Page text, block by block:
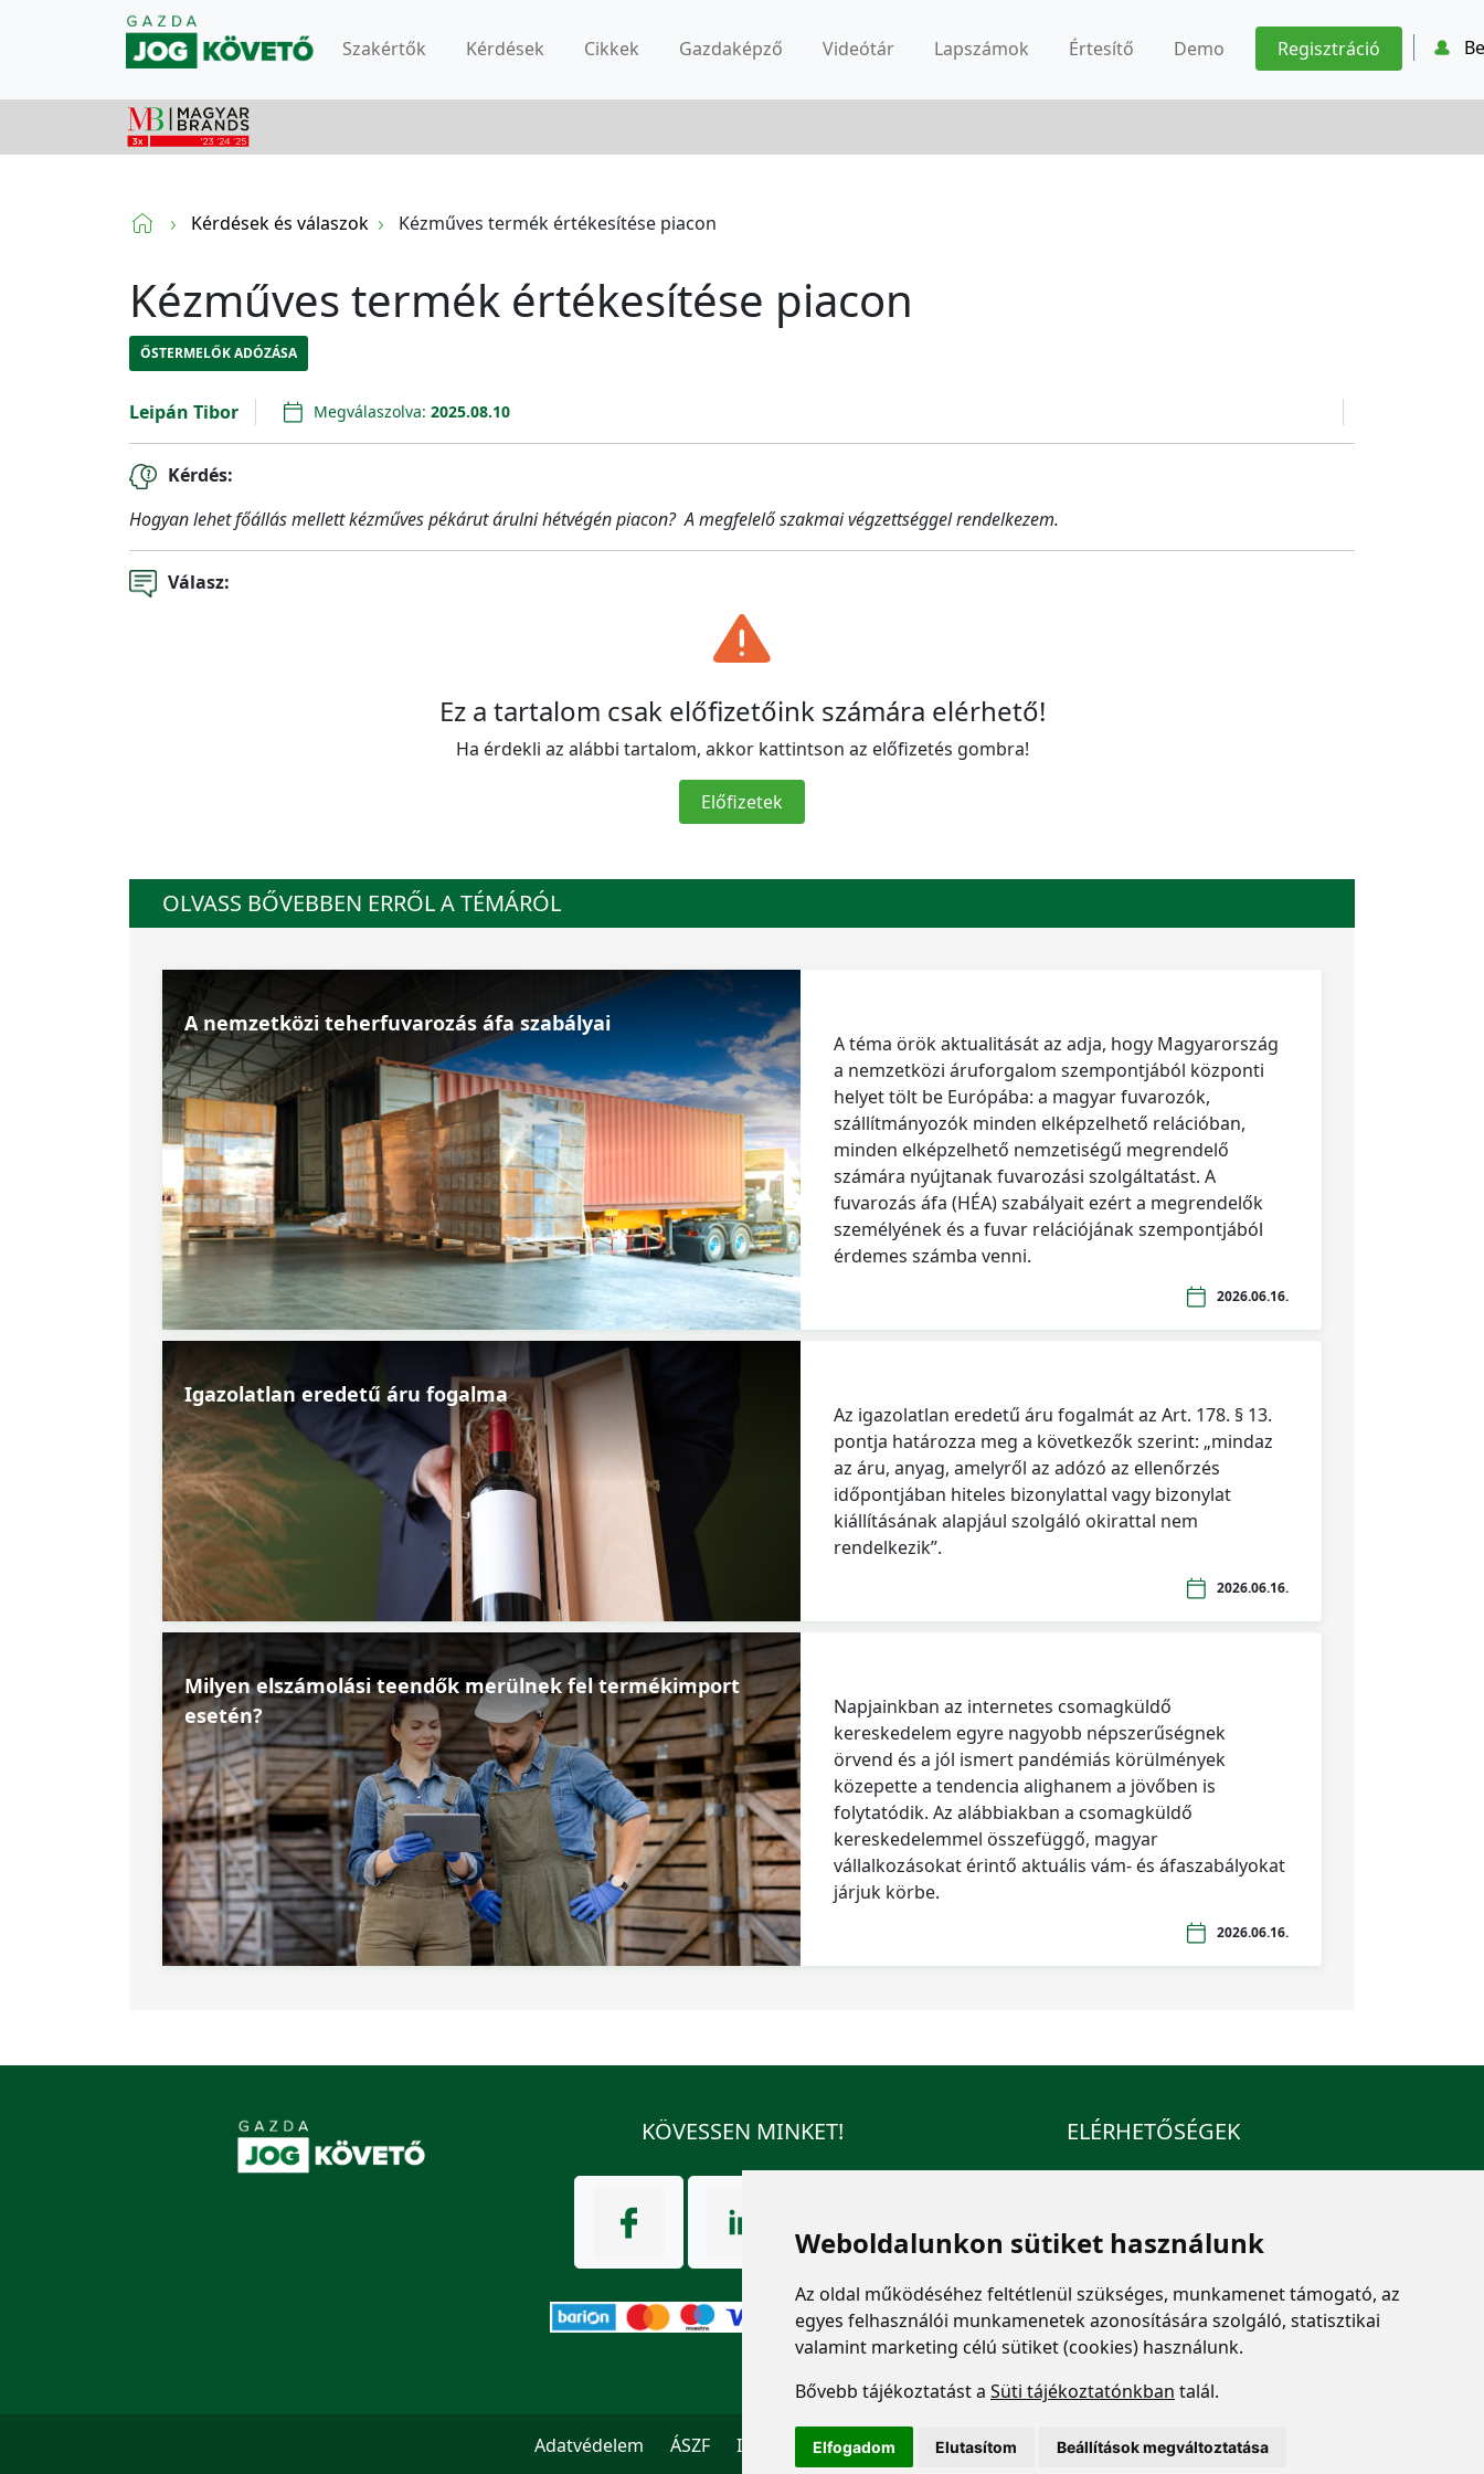
Weboldalunkon sütiket használunk
Az oldal működéséhez feltétlenül szükséges, munkamenet támogató, az
egyes felhasználói munkamenetek azonosítására szolgáló, statisztikai
valamint marketing célú sütiket (cookies) használunk.
Bővebb tájékoztatást a Süti tájékoztatónkban talál.
Elfogadom Elutasítom Beállítások megváltoztatása
Szakértők Kérdések Cikkek Gazdaképző Videótár Lapszámok Értesítő Demo Regisztráció
Kérdések és válaszok Kézműves termék értékesítése piacon
Kézműves termék értékesítése piacon
ŐSTERMELŐK ADÓZÁSA
Leipán Tibor Megválaszolva: 2025.08.10
Kérdés:
Hogyan lehet főállás mellett kézműves pékárut árulni hétvégén piacon? A megfelelő szakmai végzettséggel rendelkezem.
Válasz:
Ez a tartalom csak előfizetőink számára elérhető!
Ha érdekli az alábbi tartalom, akkor kattintson az előfizetés gombra!
Előfizetek
OLVASS BŐVEBBEN ERRŐL A TÉMÁRÓL
A nemzetközi teherfuvarozás áfa szabályai
A téma örök aktualitását az adja, hogy Magyarország
a nemzetközi áruforgalom szempontjából központi
helyet tölt be Európába: a magyar fuvarozók,
szállítmányozók minden elképzelhető relációban,
minden elképzelhető nemzetiségű megrendelő
számára nyújtanak fuvarozási szolgáltatást. A
fuvarozás áfa (HÉA) szabályait ezért a megrendelők
személyének és a fuvar relációjának szempontjából
érdemes számba venni.
2026.06.16.
Igazolatlan eredetű áru fogalma
Az igazolatlan eredetű áru fogalmát az Art. 178. § 13.
pontja határozza meg a következők szerint: „mindaz
az áru, anyag, amelyről az adózó az ellenőrzés
időpontjában hiteles bizonylattal vagy bizonylat
kiállításának alapjául szolgáló okirattal nem
rendelkezik”.
2026.06.16.
Milyen elszámolási teendők merülnek fel termékimport
esetén?
Napjainkban az internetes csomagküldő
kereskedelem egyre nagyobb népszerűségnek
örvend és a jól ismert pandémiás körülmények
közepette a tendencia alighanem a jövőben is
folytatódik. Az alábbiakban a csomagküldő
kereskedelemmel összefüggő, magyar
vállalkozásokat érintő aktuális vám- és áfaszabályokat
járjuk körbe.
2026.06.16.
KÖVESSEN MINKET! ELÉRHETŐSÉGEK
info@mprx.hu
Adatvédelem ÁSZF Impresszum Kapcsolat